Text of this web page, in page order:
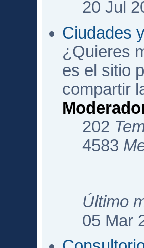
20 Jul
Ciudades
¿Quieres
es el sitio
compartir
202
4583
Último
05 Mar